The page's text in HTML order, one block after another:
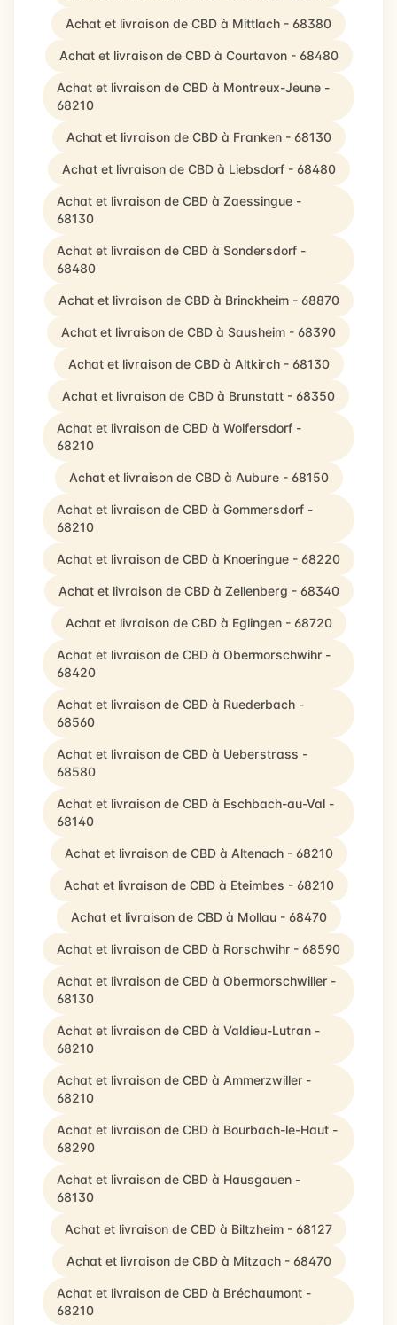
Achat et livraison de CBD à Mittlach - 68380
Achat et livraison de CBD à Courtavon - 68480
Achat et livraison de CBD à Montreux-Jeune -
68210
Achat et livraison de CBD à Franken - 68130
Achat et livraison de CBD à Liebsdorf - 68480
Achat et livraison de CBD à Zaessingue -
68130
Achat et livraison de CBD à Sondersdorf -
68480
Achat et livraison de CBD à Brinckheim - 68870
Achat et livraison de CBD à Sausheim - 68390
Achat et livraison de CBD à Altkirch - 68130
Achat et livraison de CBD à Brunstatt - 68350
Achat et livraison de CBD à Wolfersdorf -
68210
Achat et livraison de CBD à Aubure - 68150
Achat et livraison de CBD à Gommersdorf -
68210
Achat et livraison de CBD à Knoeringue - 68220
Achat et livraison de CBD à Zellenberg - 68340
Achat et livraison de CBD à Eglingen - 68720
Achat et livraison de CBD à Obermorschwihr -
68420
Achat et livraison de CBD à Ruederbach -
68560
Achat et livraison de CBD à Ueberstrass -
68580
Achat et livraison de CBD à Eschbach-au-Val -
68140
Achat et livraison de CBD à Altenach - 68210
Achat et livraison de CBD à Eteimbes - 68210
Achat et livraison de CBD à Mollau - 68470
Achat et livraison de CBD à Rorschwihr - 68590
Achat et livraison de CBD à Obermorschwiller -
68130
Achat et livraison de CBD à Valdieu-Lutran -
68210
Achat et livraison de CBD à Ammerzwiller -
68210
Achat et livraison de CBD à Bourbach-le-Haut -
68290
Achat et livraison de CBD à Hausgauen -
68130
Achat et livraison de CBD à Biltzheim - 68127
Achat et livraison de CBD à Mitzach - 68470
Achat et livraison de CBD à Bréchaumont -
68210